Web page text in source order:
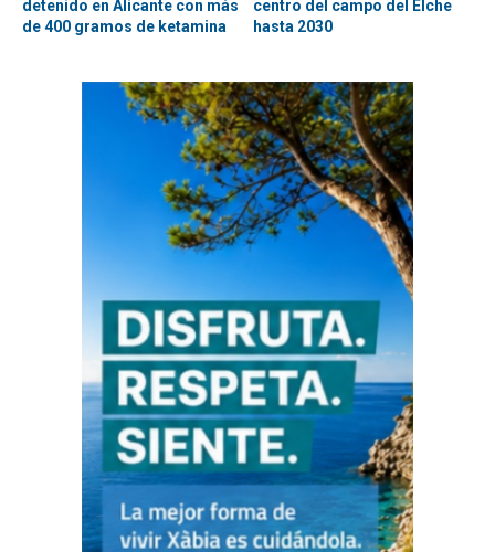
detenido en Alicante con más
de 400 gramos de ketamina
centro del campo del Elche
hasta 2030